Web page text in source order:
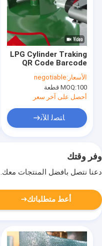
LPG Cylinder Traking
QR Code Barcode
Anti UV Oil
Resistance
الأسعار:negotiable
MOQ:100 قطعة
أحصل على آخر سعر
ﺎﺘﺼﻟ ﺍﻶﻧ
وفر وقتك
دعنا نتصل بأفضل المنتجات معك.
أعط متطلباتك